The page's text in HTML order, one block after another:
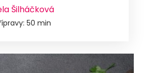
Šilháčková
50 min